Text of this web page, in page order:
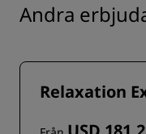
Andra
Relaxation